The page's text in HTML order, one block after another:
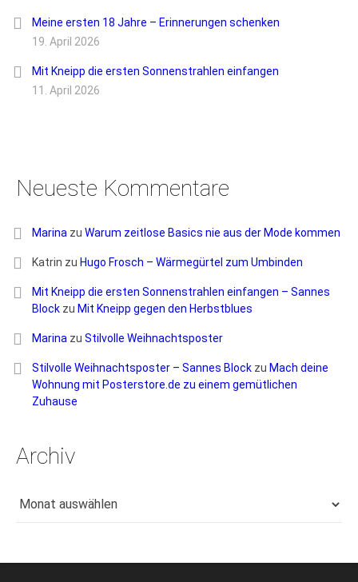
Meine ersten 18 Jahre – Erinnerungen schenken
19. April 2026
Mit Kneipp die ersten Sonnenstrahlen einfangen
11. April 2026
Neueste Kommentare
Marina zu Warum zeitlose Basics nie aus der Mode kommen
Katrin zu Hugo Frosch – Wärmegürtel zum Umbinden
Mit Kneipp die ersten Sonnenstrahlen einfangen – Sannes
Block zu Mit Kneipp gegen den Herbstblues
Marina zu Stilvolle Weihnachtsposter
Stilvolle Weihnachtsposter – Sannes Block zu Mach deine
Wohnung mit Posterstore.de zu einem gemütlichen
Zuhause
Archiv